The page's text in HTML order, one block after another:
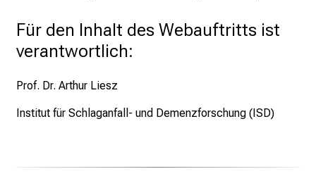
Für den Inhalt des Webauftritts ist
verantwortlich:
Prof. Dr. Arthur Liesz
Institut für Schlaganfall- und Demenzforschung (ISD)